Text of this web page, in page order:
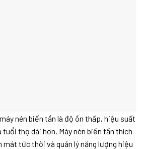
nén biến tần là độ ồn thấp, hiệu suất
tuổi thọ dài hơn. Máy nén biến tần thích
mát tức thời và quản lý năng lượng hiệu